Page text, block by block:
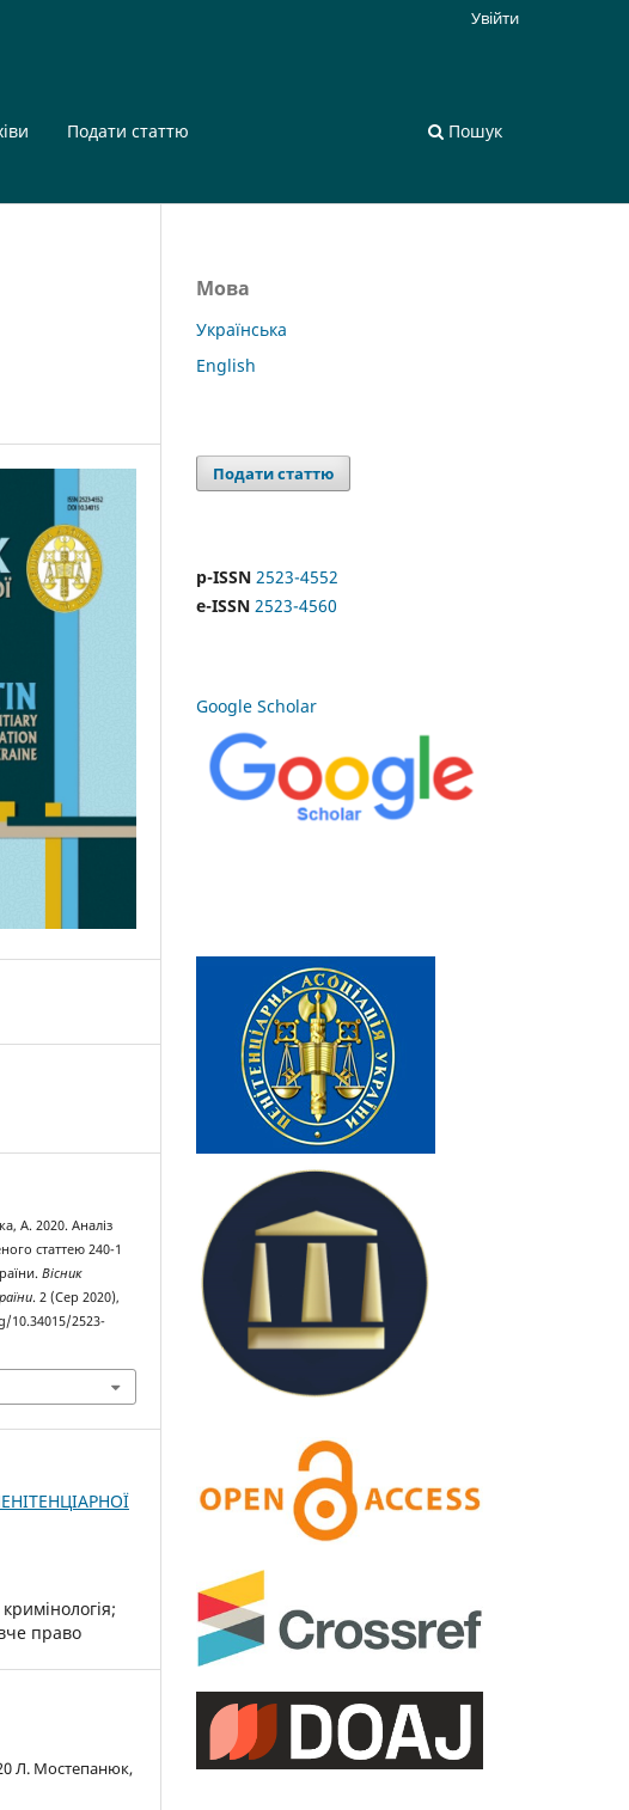
Подати статтю Пошук
Увійти
А. 2020. Аналіз
статтею 240-1
Вісник
. 2 (Сер 2020),
10.34015/2523-
право
Л. Мостепанюк,
Мова
Українська
English
Подати статтю
p-ISSN 2523-4552
e-ISSN 2523-4560
Google Scholar